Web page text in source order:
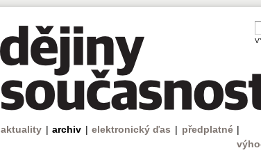
aktuality | archiv | elektronický ďas | předplatné |